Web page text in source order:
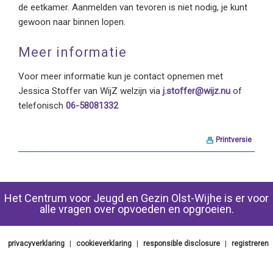
de eetkamer. Aanmelden van tevoren is niet nodig, je kunt
gewoon naar binnen lopen.
Meer informatie
Voor meer informatie kun je contact opnemen met
Jessica Stoffer van WijZ welzijn via j.stoffer@wijz.nu of
telefonisch 06-58081332
Printversie
Het Centrum voor Jeugd en Gezin Olst-Wijhe is er voor
alle vragen over opvoeden en opgroeien.
privacyverklaring | cookieverklaring | responsible disclosure | registreren